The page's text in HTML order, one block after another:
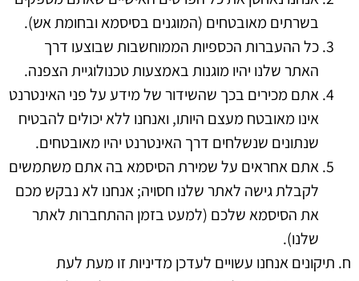
בשרתים מאובטחים (המוגנים בסיסמא ובחומת אש).
כל ההעברות הכספיות הממוחשבות שבוצעו דרך
האתר שלנו יהיו מוגנות באמצעות טכנולוגיית הצפנה.
אתם מכירים בכך שהשידור של מידע על פני האינטרנט
אינו מאובטח מעצם היותו, ואנחנו ללא יכולים להבטיח
שנתונים שנשלחים דרך האינטרנט יהיו מאובטחים.
אתם אחראים על שמירת הסיסמא בה אתם משתמשים
לקבלת גישה לאתר שלנו חסויה; אנחנו לא נבקש מכם
את הסיסמא שלכם (למעט בזמן ההתחברות לאתר
שלנו).
ח. תיקוניםאנחנו עשויים לעדכן מדיניות זו מעת לעת